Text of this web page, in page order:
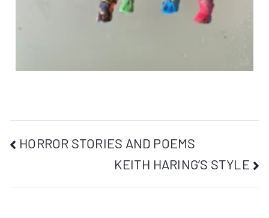
HORROR STORIES AND POEMS
KEITH HARING’S STYLE